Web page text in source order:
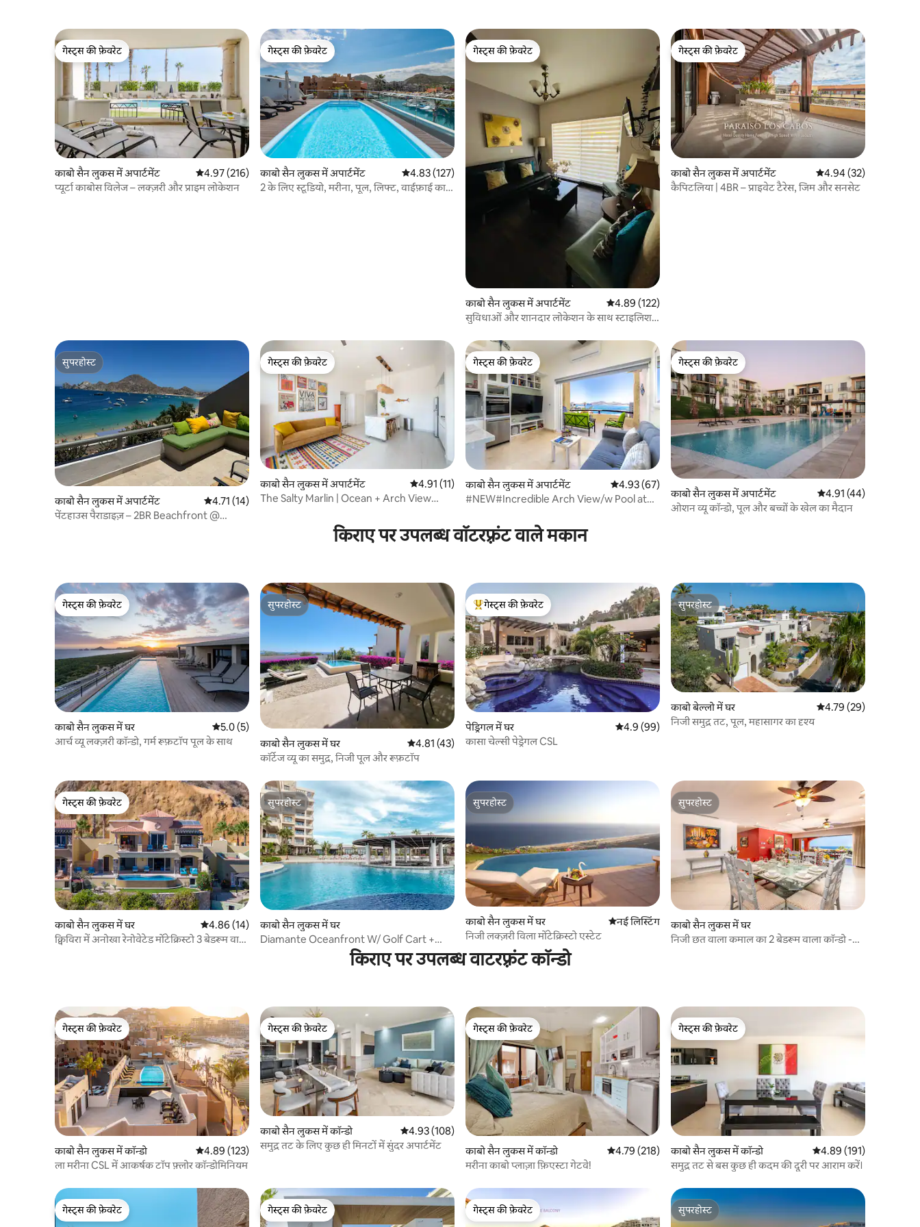
गेस्ट्स की फ़ेवरेट
गेस्ट्स की फ़ेवरेट
काबो सैन लुकस में अपार्टमेंट औसत रेटिंग 5 में से 4.97, 216 समीक्षाएँ
4.97 (216)
प्यूर्टा काबोस विलेज – लक्ज़री और प्राइम लोकेशन
गेस्ट्स की फ़ेवरेट
गेस्ट्स की फ़ेवरेट
काबो सैन लुकस में अपार्टमेंट औसत रेटिंग 5 में से 4.83, 127 समीक्षाएँ
4.83 (127)
2 के लिए स्टूडियो, मरीना, पूल, लिफ्ट, वाईफ़ाई का
गेस्ट्स की फ़ेवरेट
गेस्ट्स की फ़ेवरेट
काबो सैन लुकस में अपार्टमेंट औसत रेटिंग 5 में से 4.89, 122 समीक्षाएँ
4.89 (122)
सुविधाओं और शानदार लोकेशन के साथ स्टाइलिश
गेस्ट्स की फ़ेवरेट
गेस्ट्स की फ़ेवरेट
काबो सैन लुकस में अपार्टमेंट औसत रेटिंग 5 में से 4.94,
4.94 (32)
कैपिटलिया | 4BR – प्राइवेट टैरेस, जिम और सनसेट
सुपरहोस्ट
सुपरहोस्ट
काबो सैन लुकस में अपार्टमेंट औसत रेटिंग 5 में से 4.71, 14 समीक्षाएँ
4.71 (14)
पेंटहाउस पैराडाइज़ – 2BR Beachfront @
गेस्ट्स की फ़ेवरेट
गेस्ट्स की फ़ेवरेट
काबो सैन लुकस में अपार्टमेंट औसत रेटिंग 5 में से 4.91, 11 समीक्षाएँ
4.91 (11)
The Salty Marlin | Ocean + Arch View
गेस्ट्स की फ़ेवरेट
गेस्ट्स की फ़ेवरेट
काबो सैन लुकस में अपार्टमेंट औसत रेटिंग 5 में से 4.93, 67 समीक्षाएँ
4.93 (67)
#NEW#Incredible Arch View/w Pool at
गेस्ट्स की फ़ेवरेट
गेस्ट्स की फ़ेवरेट
काबो सैन लुकस में अपार्टमेंट औसत रेटिंग 5 में से 4.91,
4.91 (44)
ओशन व्यू कॉन्डो, पूल और बच्चों के खेल का मैदान
किराए पर उपलब्ध वॉटरफ़्रंट वाले मकान
गेस्ट्स की फ़ेवरेट
गेस्ट्स की फ़ेवरेट
काबो सैन लुकस में घर औसत रेटिंग 5 में से 5.0, 5 समीक्षाएँ
5.0 (5)
आर्च व्यू लक्ज़री कॉन्डो, गर्म रूफ़टॉप पूल के साथ
सुपरहोस्ट
सुपरहोस्ट
काबो सैन लुकस में घर औसत रेटिंग 5 में से 4.81, 43 समीक्षाएँ
4.81 (43)
कॉर्टेज व्यू का समुद्र, निजी पूल और रूफ़टॉप
गेस्ट्स का टॉप फ़ेवरेट
गेस्ट्स की फ़ेवरेट
पेड्रिगल में घर औसत रेटिंग 5 में से 4.9, 99 समीक्षाएँ
4.9 (99)
कासा चेल्सी पेड्रेगल CSL
सुपरहोस्ट
सुपरहोस्ट
काबो बेल्लो में घर औसत रेटिंग 5 में से 4.79,
4.79 (29)
निजी समुद्र तट, पूल, महासागर का दृश्य
गेस्ट्स की फ़ेवरेट
गेस्ट्स की फ़ेवरेट
काबो सैन लुकस में घर औसत रेटिंग 5 में से 4.86, 14 समीक्षाएँ
4.86 (14)
क्विविरा में अनोखा रेनोवेटेड मोंटेक्रिस्टो 3 बेडरूम वाला
सुपरहोस्ट
सुपरहोस्ट
काबो सैन लुकस में घर
Diamante Oceanfront W/ Golf Cart +
सुपरहोस्ट
सुपरहोस्ट
काबो सैन लुकस में घर ठहरने की नई जगह
नई लिस्टिंग
निजी लक्ज़री विला मोंटेक्रिस्टो एस्टेट
सुपरहोस्ट
सुपरहोस्ट
काबो सैन लुकस में घर
निजी छत वाला कमाल का 2 बेडरूम वाला कॉन्डो -
किराए पर उपलब्ध वाटरफ़्रंट कॉन्डो
गेस्ट्स की फ़ेवरेट
गेस्ट्स की फ़ेवरेट
काबो सैन लुकस में कॉन्डो औसत रेटिंग 5 में से 4.89, 123 समीक्षाएँ
4.89 (123)
ला मरीना CSL में आकर्षक टॉप फ़्लोर कॉन्डोमिनियम
गेस्ट्स की फ़ेवरेट
गेस्ट्स की फ़ेवरेट
काबो सैन लुकस में कॉन्डो औसत रेटिंग 5 में से 4.93, 108 समीक्षाएँ
4.93 (108)
समुद्र तट के लिए कुछ ही मिनटों में सुंदर अपार्टमेंट
गेस्ट्स की फ़ेवरेट
गेस्ट्स की फ़ेवरेट
काबो सैन लुकस में कॉन्डो औसत रेटिंग 5 में से 4.79, 218 समीक्षाएँ
4.79 (218)
मरीना काबो प्लाज़ा फ़िएस्टा गेटवे!
गेस्ट्स की फ़ेवरेट
गेस्ट्स की फ़ेवरेट
काबो सैन लुकस में कॉन्डो औसत रेटिंग 5 में से 4.89,
4.89 (191)
समुद्र तट से बस कुछ ही कदम की दूरी पर आराम करें।
गेस्ट्स की फ़ेवरेट
गेस्ट्स की फ़ेवरेट
गेस्ट्स की फ़ेवरेट
गेस्ट्स की फ़ेवरेट
गेस्ट्स की फ़ेवरेट
गेस्ट्स की फ़ेवरेट
सुपरहोस्ट
सुपरहोस्ट